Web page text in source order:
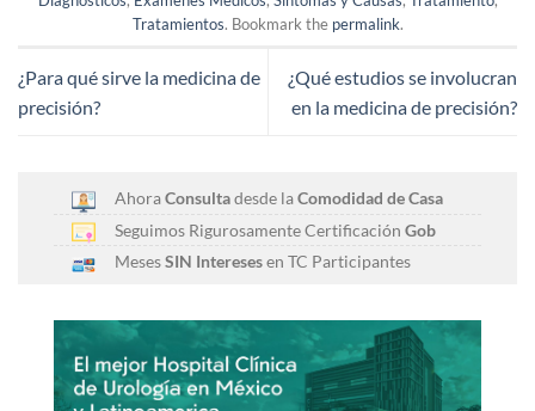
Tratamientos. Bookmark the permalink.
¿Para qué sirve la medicina de
precisión?
¿Qué estudios se involucran
en la medicina de precisión?
AhoraConsultadesde laComodidad de Casa
Seguimos Rigurosamente Certificación Gob
MesesSIN Interesesen TC Participantes